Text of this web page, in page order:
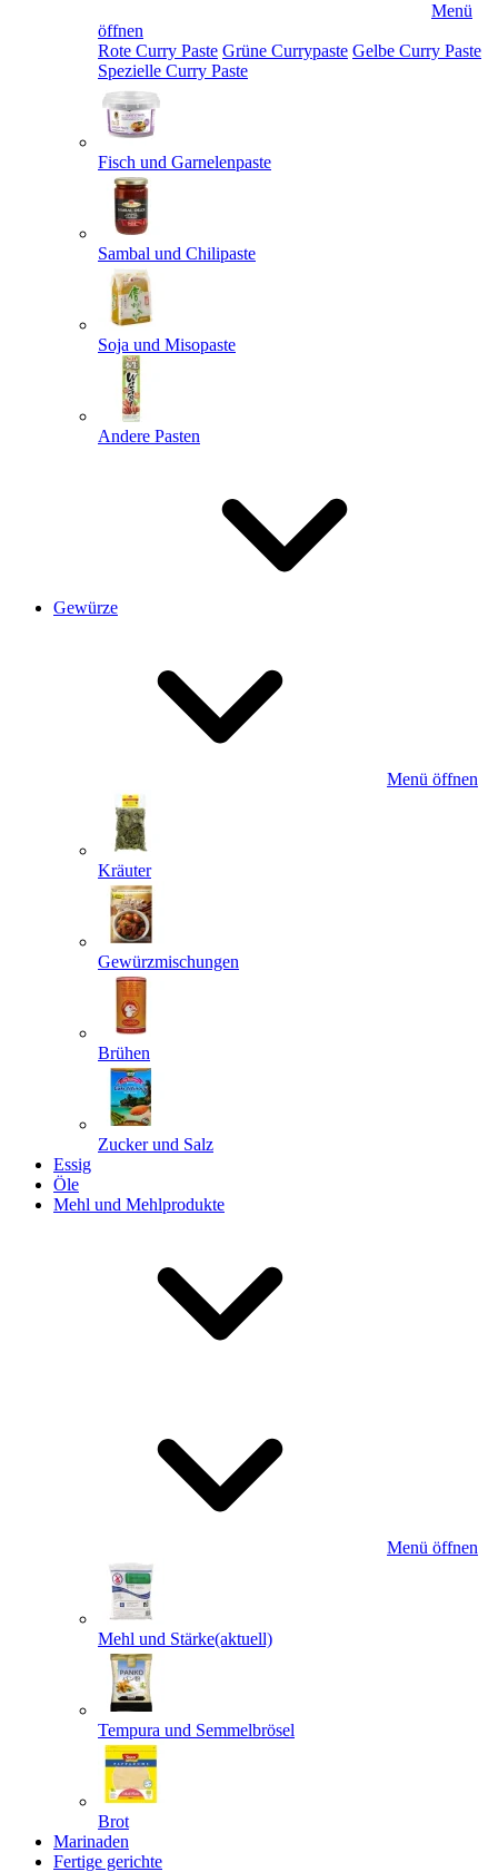
Menü
öffnen
Rote Curry Paste Grüne Currypaste Gelbe Curry Paste
Spezielle Curry Paste
Fisch und Garnelenpaste
Sambal und Chilipaste
Soja und Misopaste
Andere Pasten
Gewürze
Menü öffnen
Kräuter
Gewürzmischungen
Brühen
Zucker und Salz
Essig
Öle
Mehl und Mehlprodukte
Menü öffnen
Mehl und Stärke(aktuell)
Tempura und Semmelbrösel
Brot
Marinaden
Fertige gerichte